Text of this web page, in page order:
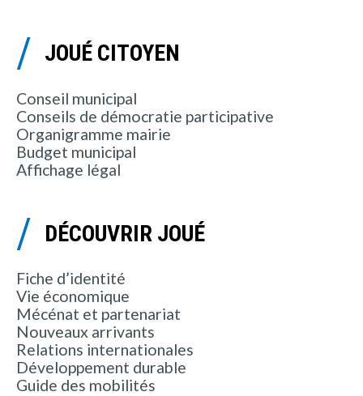
JOUÉ CITOYEN
Conseil municipal
Conseils de démocratie participative
Organigramme mairie
Budget municipal
Affichage légal
DÉCOUVRIR JOUÉ
Fiche d’identité
Vie économique
Mécénat et partenariat
Nouveaux arrivants
Relations internationales
Développement durable
Guide des mobilités